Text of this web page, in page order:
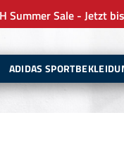
Summer Sale - Jetzt
ADIDAS